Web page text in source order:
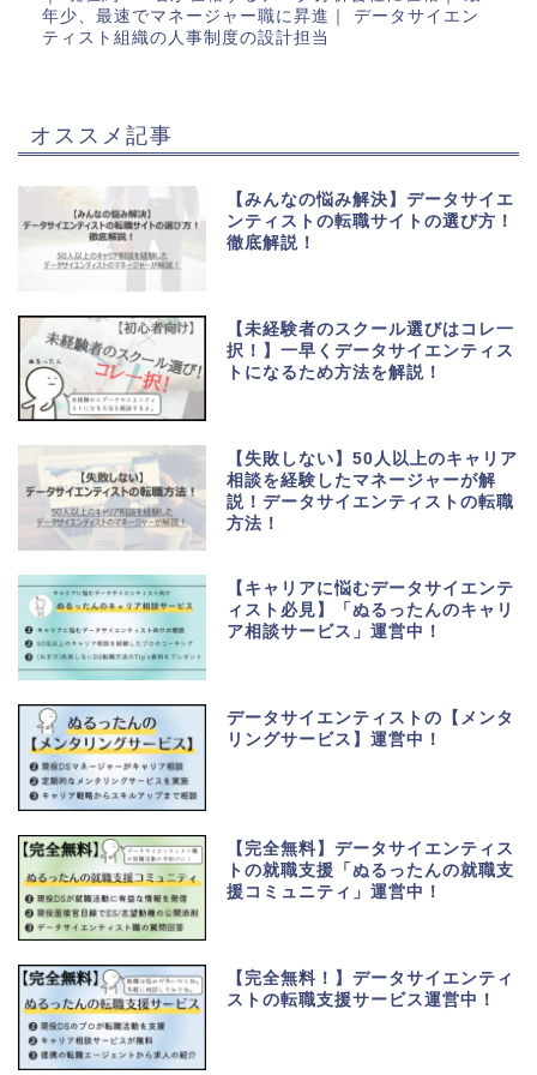
年少、最速でマネージャー職に昇進｜ データサイエン
ティスト組織の人事制度の設計担当
オススメ記事
【みんなの悩み解決】データサイエ
ンティストの転職サイトの選び方！
徹底解説！
【未経験者のスクール選びはコレ一
択！】一早くデータサイエンティス
トになるため方法を解説！
【失敗しない】50人以上のキャリア
相談を経験したマネージャーが解
説！データサイエンティストの転職
方法！
【キャリアに悩むデータサイエンテ
ィスト必見】「ぬるったんのキャリ
ア相談サービス」運営中！
データサイエンティストの【メンタ
リングサービス】運営中！
【完全無料】データサイエンティス
トの就職支援「ぬるったんの就職支
援コミュニティ」運営中！
【完全無料！】データサイエンティ
ストの転職支援サービス運営中！